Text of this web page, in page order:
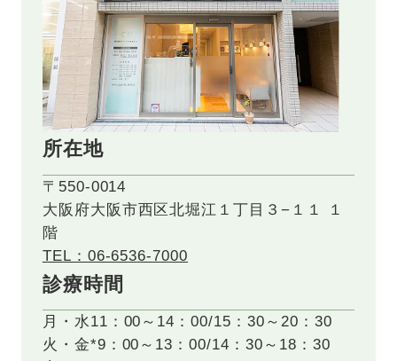
所在地
〒550-0014
大阪府大阪市西区北堀江１丁目３−１１ １
階
TEL：06-6536-7000
診療時間
月・水11：00～14：00/15：30～20：30
火・金*9：00～13：00/14：30～18：30